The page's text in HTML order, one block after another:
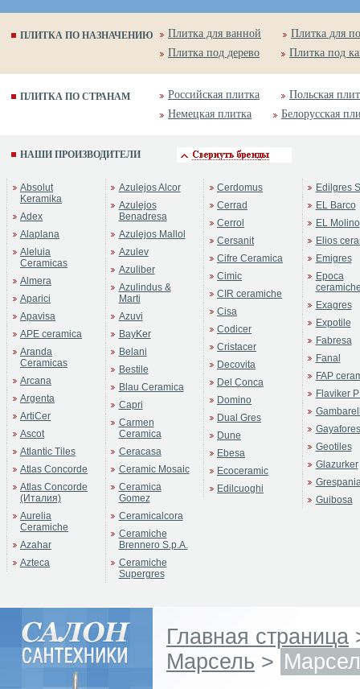
ПЛИТКА ПО НАЗНАЧЕНИЮ Плитка для ванной
Плитка для
Плитка под дерево
Плитка под
ПЛИТКА ПО СТРАНАМ Российская плитка
Польская
Немецкая плитка
Белорусская
НАШИ ПРОИЗВОДИТЕЛИ
Absolut
Keramika
Adex
Alaplana
Aleluia
Ceramicas
Almera
Aparici
Apavisa
APE ceramica
Aranda
Ceramicas
Arcana
Argenta
ArtiCer
Ascot
Atlantic Tiles
Atlas Concorde
Atlas Concorde
(Италия)
Aurelia
Ceramiche
Azahar
Azteca
Azulejos Alcor
Azulejos
Benadresa
Azulejos Mallol
Azulev
Azuliber
Azulindus &
Marti
Azuvi
BayKer
Belani
Bestile
Blau Ceramica
Capri
Carmen
Ceramica
Ceracasa
Ceramic Mosaic
Ceramica
Gomez
Ceramicalcora
Ceramiche
Brennero S.p.A.
Ceramiche
Supergres
Cerdomus
Cerrad
Cerrol
Cersanit
Cifre Ceramica
Cimic
CIR ceramiche
Cisa
Codicer
Cristacer
Decovita
Del Conca
Domino
Dual Gres
Dune
Ebesa
Ecoceramic
Edilcuoghi
Edilgres
EL Barco
EL Molino
Elios
Emigres
Epoca
Exagres
Expotile
Fabresa
Fanal
FAP
Flaviker
Gayafores
Geotiles
Glazurker
Guibosa
Главная страница
Марсель >